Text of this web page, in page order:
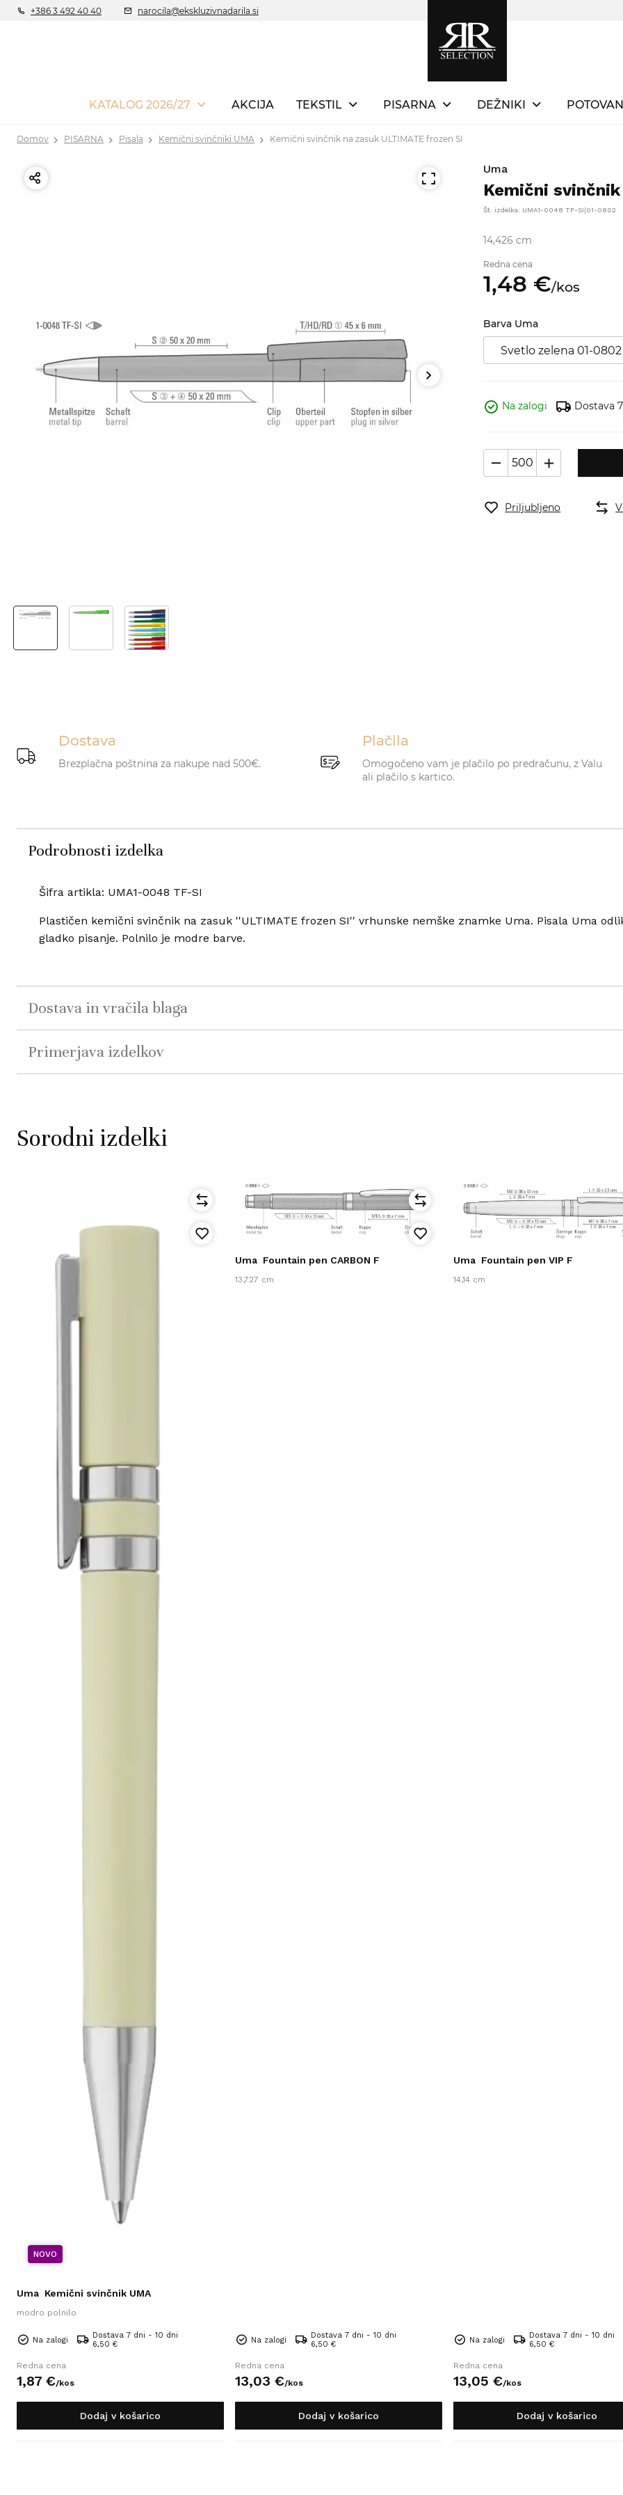
+386 3 492 40 40 narocila@ekskluzivnadarila.si
KATALOG 2026/27 AKCIJA TEKSTIL PISARNA DEŽNIKI
Domov PISARNA Pisala Kemični svinčniki UMA Kemični svinčnik na zasuk ULTIMATE frozen SI
Uma
Kemični
Št. izdelka: UMA1-0048 TF-SI|01-0802
14,426 cm
Redna cena
1,48 €/kos
Barva Uma
Svetlo zelena 01-0802
Na zalogi Dostava
Priljubljeno
Dostava
Brezplačna poštnina za nakupe nad 500€.
Plačila
Omogočeno vam je plačilo po predračunu, z Valu
ali plačilo s kartico.
Podrobnosti izdelka
Šifra artikla: UMA1-0048 TF-SI
Plastičen kemični svinčnik na zasuk ''ULTIMATE frozen SI'' vrhunske nemške znamke Uma. Pisala Uma
gladko pisanje. Polnilo je modre barve.
Dostava in vračila blaga
Primerjava izdelkov
Sorodni izdelki
NOVO
Uma Kemični svinčnik UMA
modro polnilo
Na zalogi
Dostava 7 dni - 10 dni
6,50 €
Redna cena
1,87 €/kos
Dodaj v košarico
Uma Fountain pen CARBON F
13,727 cm
Na zalogi
Dostava 7 dni - 10 dni
6,50 €
Redna cena
13,03 €/kos
Dodaj v košarico
Uma Fountain pen VIP F
14,14 cm
Na zalogi
Dostava 7 dni - 10 dni
6,50 €
Redna cena
13,05 €/kos
Dodaj v košarico